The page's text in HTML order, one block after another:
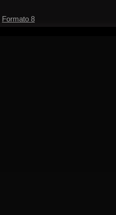
Formato 8